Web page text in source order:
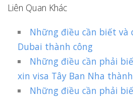
Liên Quan Khác
Những điều cần biết và
Dubai thành công
Những điều cần phải
xin visa Tây Ban Nha
Những điều cần phải